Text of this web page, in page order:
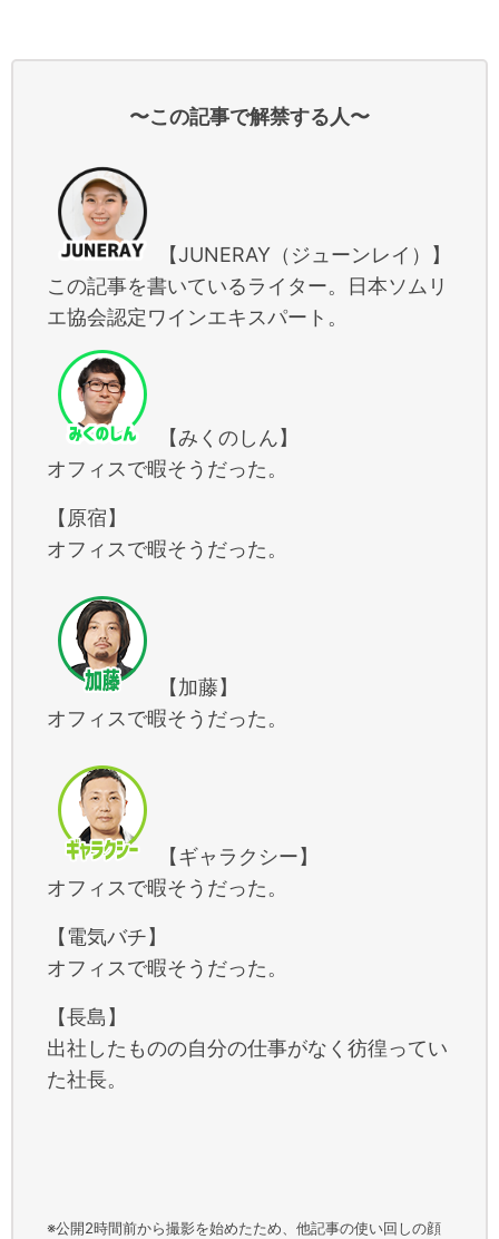
〜この記事で解禁する人〜
【JUNERAY（ジューンレイ）】
この記事を書いているライター。日本ソムリ
エ協会認定ワインエキスパート。
【みくのしん】
オフィスで暇そうだった。
【原宿】
オフィスで暇そうだった。
【加藤】
オフィスで暇そうだった。
【ギャラクシー】
オフィスで暇そうだった。
【電気バチ】
オフィスで暇そうだった。
【長島】
出社したものの自分の仕事がなく彷徨ってい
た社長。
※公開2時間前から撮影を始めたため、他記事の使い回しの顔